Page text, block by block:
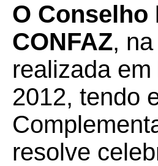
O Conselho
CONFAZ,
realizada
2012, tendo
resolve